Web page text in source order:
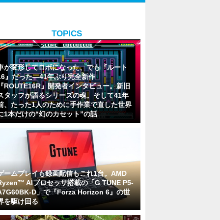
TOPICS
が変形してロボになった、でも『ルート
』だった―41年ぶり完全新作
ROUTE16R』開発者インタビュー。新旧
タッフが語るシリーズの魂。そして41年
、たった1人のために手作業で直した世界
1本だけの“幻のカセット”の話
ームプレイも録画配信もこれ1台。AMD
AIプロセッサ搭載の「G TUNE P5-
D」で『Forza Horizon 6』の世
を駆け回る